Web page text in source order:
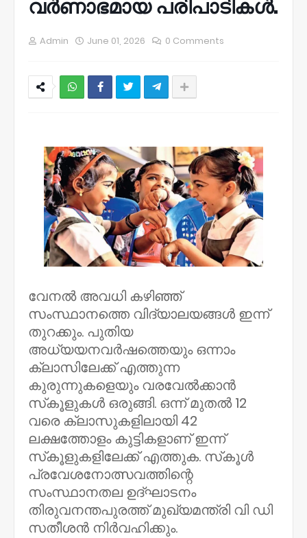
വര്‍ണാഭമായ പരിപാടികള്‍.
Admin June 01, 2026 0 Comments
വേനല്‍ അവധി കഴിഞ്ഞ്
സംസ്ഥാനത്തെ വിദ്യാലയങ്ങള്‍ ഇന്ന്
തുറക്കും. പുതിയ
അധ്യയനവര്‍ഷത്തെയും ഒന്നാം
ക്ലാസിലേക്ക് എത്തുന്ന
കുരുന്നുകളെയും വരവേല്‍ക്കാന്‍
സ്‌കൂളുകള്‍ ഒരുങ്ങി. ഒന്ന് മുതല്‍ 12
വരെ ക്ലാസുകളിലായി 42
ലക്ഷത്തോളം കുട്ടികളാണ് ഇന്ന്
സ്‌കൂളുകളിലേക്ക് എത്തുക. സ്‌കൂള്‍
പ്രവേശനോത്സവത്തിന്റെ
സംസ്ഥാനതല ഉദ്ഘാടനം
തിരുവനന്തപുരത്ത് മുഖ്യമന്ത്രി വി ഡി
സതീശന്‍ നിര്‍വഹിക്കും.